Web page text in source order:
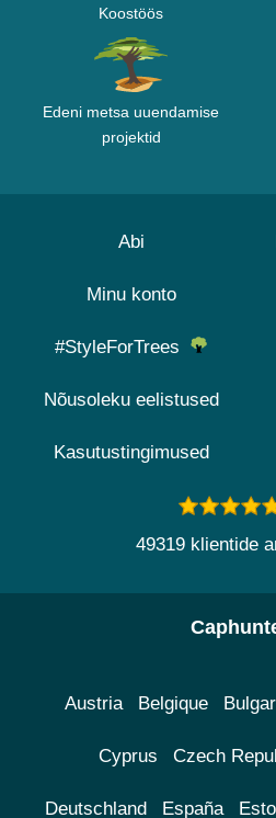
Koostöös
Edeni metsa uuendamise
projektid
Abi
Minu konto
#StyleForTrees
Nõusoleku eelistused
Kasutustingimused
49319 klientide
Austria Belgique
Cyprus Czech
Deutschland España